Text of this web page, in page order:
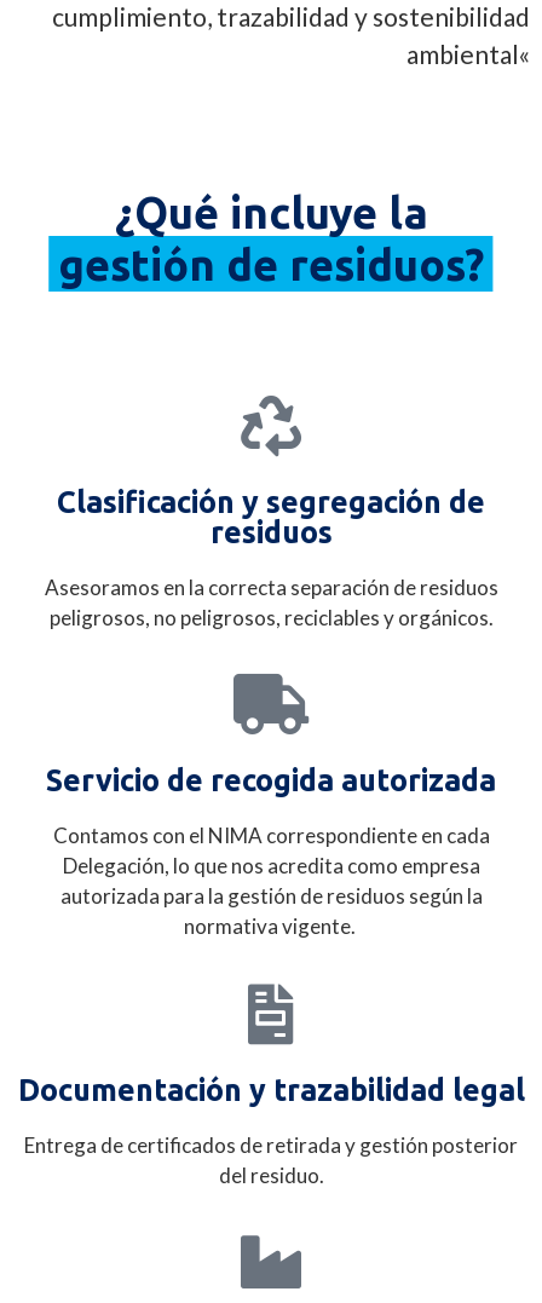
cumplimiento, trazabilidad y sostenibilidad
ambiental«
¿Qué incluye la
gestión de residuos?
Clasificación y segregación de
residuos
Asesoramos en la correcta separación de residuos
peligrosos, no peligrosos, reciclables y orgánicos.
Servicio de recogida autorizada
Contamos con el NIMA correspondiente en cada
Delegación, lo que nos acredita como empresa
autorizada para la gestión de residuos según la
normativa vigente.
Documentación y trazabilidad legal
Entrega de certificados de retirada y gestión posterior
del residuo.